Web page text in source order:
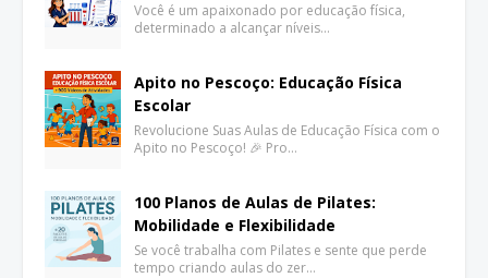
Você é um apaixonado por educação física,
determinado a alcançar níveis…
Apito no Pescoço: Educação Física
Escolar
Revolucione Suas Aulas de Educação Física com o
Apito no Pescoço! 🎉 Pro…
100 Planos de Aulas de Pilates:
Mobilidade e Flexibilidade
Se você trabalha com Pilates e sente que perde
tempo criando aulas do zer…